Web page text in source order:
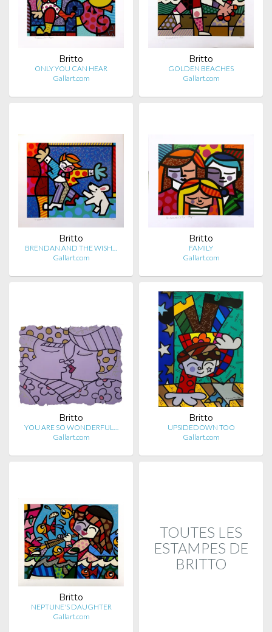
Britto
ONLY YOU CAN HEAR
Gallart.com
Britto
GOLDEN BEACHES
Gallart.com
Britto
BRENDAN AND THE WISH…
Gallart.com
Britto
FAMILY
Gallart.com
Britto
YOU ARE SO WONDERFUL…
Gallart.com
Britto
UPSIDEDOWN TOO
Gallart.com
Britto
NEPTUNE'S DAUGHTER
Gallart.com
TOUTES LES
ESTAMPES DE
BRITTO